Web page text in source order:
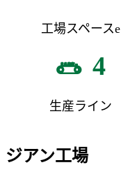
工場スペースe
4
生産ライン
ジアン工場